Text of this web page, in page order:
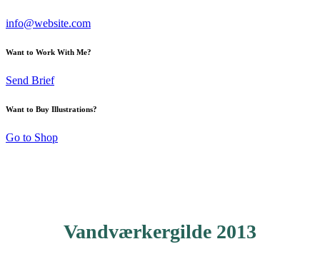
info@website.com
Want to Work With Me?
Send Brief
Want to Buy Illustrations?
Go to Shop
Vandværkergilde 2013